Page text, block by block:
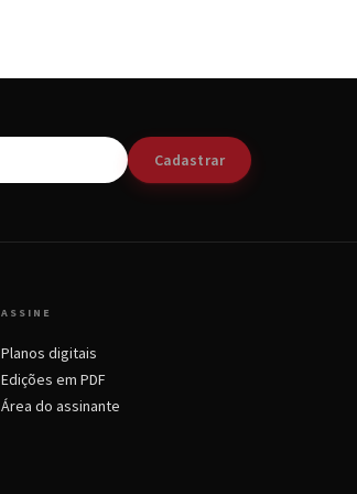
Cadastrar
ASSINE
Planos digitais
Edições em PDF
Área do assinante